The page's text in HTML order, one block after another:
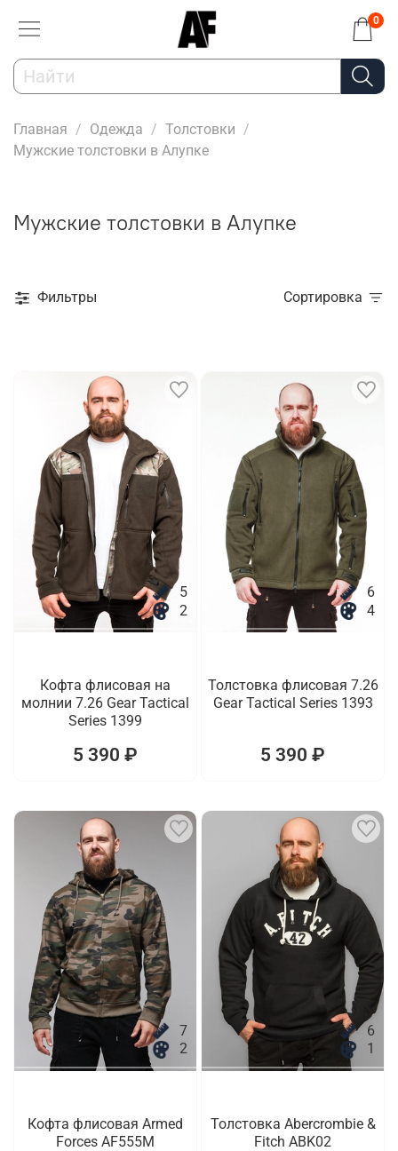
0
Главная Одежда
Толстовки
Мужские толстовки в Алупке
Мужские толстовки в Алупке
Фильтры Сортировка
5
2
Кофта флисовая на
молнии 7.26 Gear Tactical
Series 1399
5 390 ₽
6
4
Толстовка флисовая 7.26
Gear Tactical Series 1393
5 390 ₽
7
2
Кофта флисовая Armed
Forces AF555M
6
1
Толстовка Abercrombie &
Fitch ABK02